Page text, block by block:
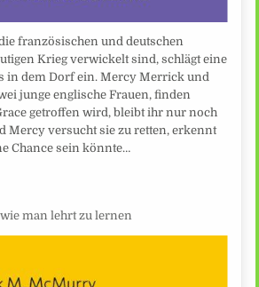
französischen und deutschen
Krieg verwickelt sind, schlägt eine
in dem Dorf ein. Mercy Merrick und
junge englische Frauen, finden
getroffen wird, bleibt ihr nur noch
Mercy versucht sie zu retten, erkennt
Chance sein könnte…
man lehrt zu lernen